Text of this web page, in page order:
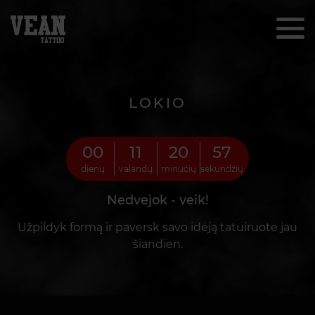
LOKIO
00
dienų
11
valandų
20
minučių
55
sekundžių
Nedvejok - veik!
Užpildyk formą ir paversk savo idėją tatuiruote jau
šiandien.